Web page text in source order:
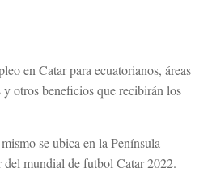
en Catar para ecuatorianos, áreas
otros beneficios que recibirán los
se ubica en la Península
mundial de futbol Catar 2022.